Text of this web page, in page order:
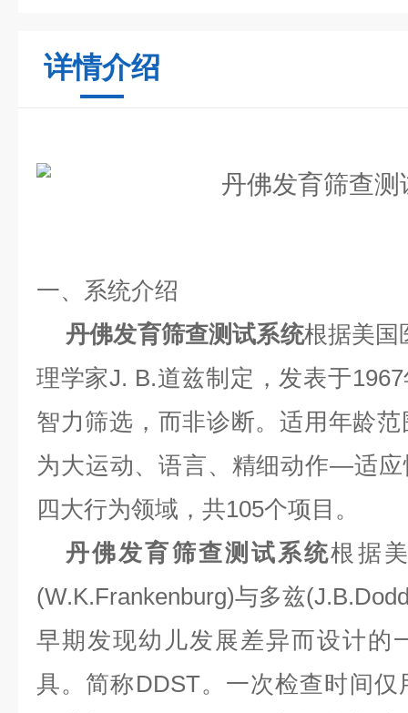
详情介绍
一、系统介绍
丹佛发育筛查测试系统根据美国
理学家J. B.道兹制定，发表于1967
智力筛选，而非诊断。适用年龄范
为大运动、语言、精细动作—适
四大行为领域，共105个项目。
丹佛发育筛查测试系统根据
(W.K.Frankenburg)与多兹
早期发现幼儿发展差异而设计的
具。简称DDST。一次检查时间仅